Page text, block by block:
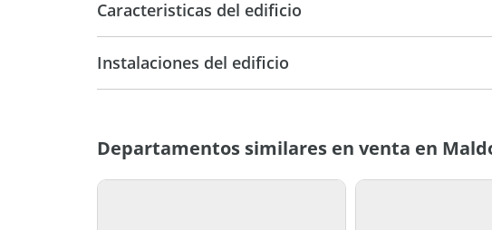
Caracteristicas del edificio
Instalaciones del edificio
Departamentos similares en venta en